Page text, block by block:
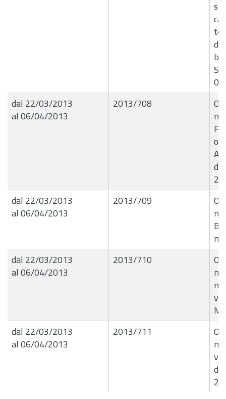
di
dal 22/03/2013
al 06/04/2013
2013/708
dal 22/03/2013
al 06/04/2013
2013/709
dal 22/03/2013
al 06/04/2013
2013/710
dal 22/03/2013
al 06/04/2013
2013/711